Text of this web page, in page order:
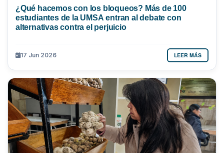
¿Qué hacemos con los bloqueos? Más de 100
estudiantes de la UMSA entran al debate con
alternativas contra el perjuicio
17 Jun 2026 LEER MÁS